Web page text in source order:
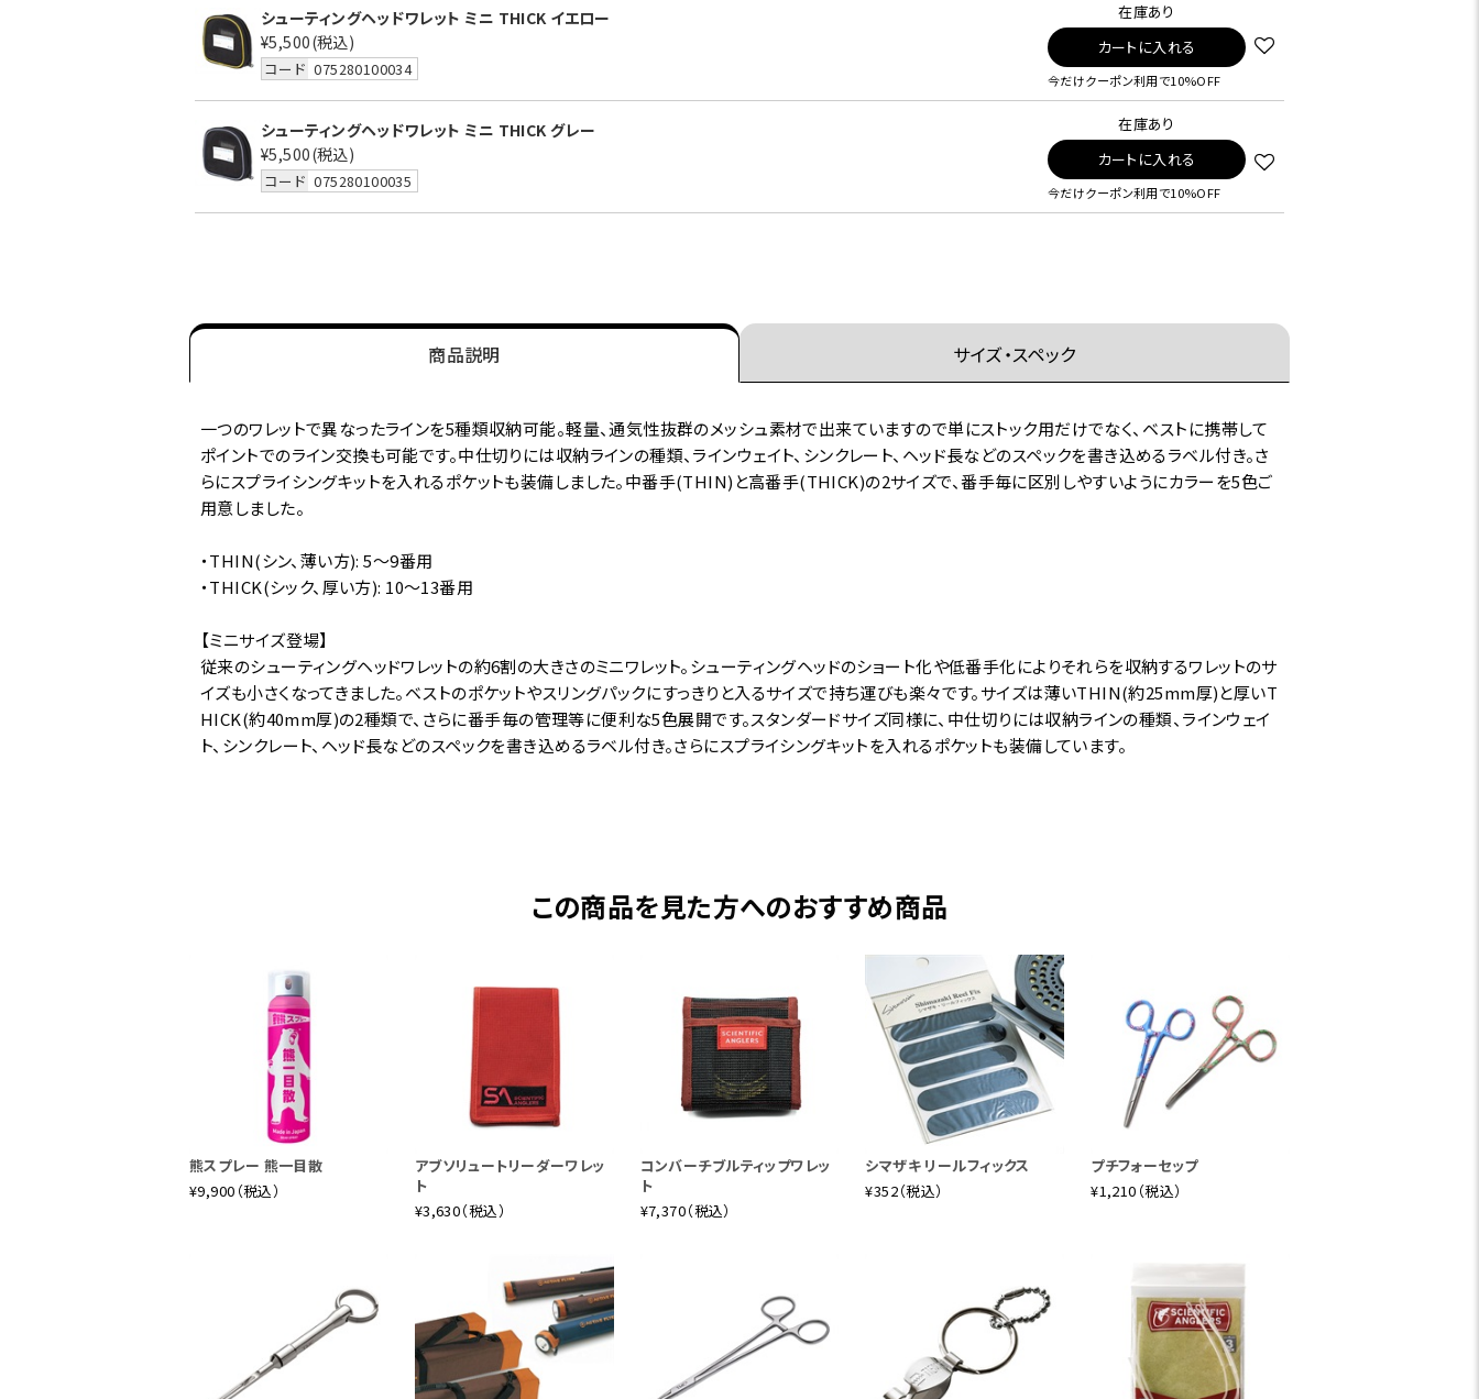
シューティングヘッドワレット ミニ THICK イエロー
¥5,500(税込)
コード 075280100034
在庫あり
カートに入れる
今だけクーポン利用で10%OFF
シューティングヘッドワレット ミニ THICK グレー
¥5,500(税込)
コード 075280100035
在庫あり
カートに入れる
今だけクーポン利用で10%OFF
商品説明 サイズ・スペック
一つのワレットで異なったラインを5種類収納可能。軽量、通気性抜群のメッシュ素材で出来ていますので単にストック用だけでなく、ベストに携帯して
ポイントでのライン交換も可能です。中仕切りには収納ラインの種類、ラインウェイト、シンクレート、ヘッド長などのスペックを書き込めるラベル付き。さ
らにスプライシングキットを入れるポケットも装備しました。中番手(THIN)と高番手(THICK)の2サイズで、番手毎に区別しやすいようにカラーを5色ご
用意しました。
・THIN(シン、薄い方): 5～9番用
・THICK(シック、厚い方): 10～13番用
【ミニサイズ登場】
従来のシューティングヘッドワレットの約6割の大きさのミニワレット。シューティングヘッドのショート化や低番手化によりそれらを収納するワレットのサ
イズも小さくなってきました。ベストのポケットやスリングパックにすっきりと入るサイズで持ち運びも楽々です。サイズは薄いTHIN(約25mm厚)と厚いT
HICK(約40mm厚)の2種類で、さらに番手毎の管理等に便利な5色展開です。スタンダードサイズ同様に、中仕切りには収納ラインの種類、ラインウェイ
ト、シンクレート、ヘッド長などのスペックを書き込めるラベル付き。さらにスプライシングキットを入れるポケットも装備しています。
この商品を見た方へのおすすめ商品
熊スプレー 熊一目散
¥9,900（税込）
アブソリュートリーダーワレッ
ト
¥3,630（税込）
コンバーチブルティップワレッ
ト
¥7,370（税込）
シマザキ リールフィックス
¥352（税込）
プチフォーセップ
¥1,210（税込）